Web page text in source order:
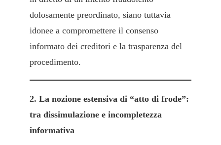
dolosamente preordinato, siano tuttavia
idonee a compromettere il consenso
informato dei creditori e la trasparenza del
procedimento.
2. La nozione estensiva di “atto di frode”:
tra dissimulazione e incompletezza
informativa